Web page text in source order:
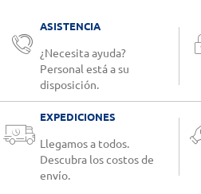
ASISTENCIA
¿Necesita ayuda?
Personal está a su
disposición.
EXPEDICIONES
Llegamos a todos.
Descubra los costos de
envío.